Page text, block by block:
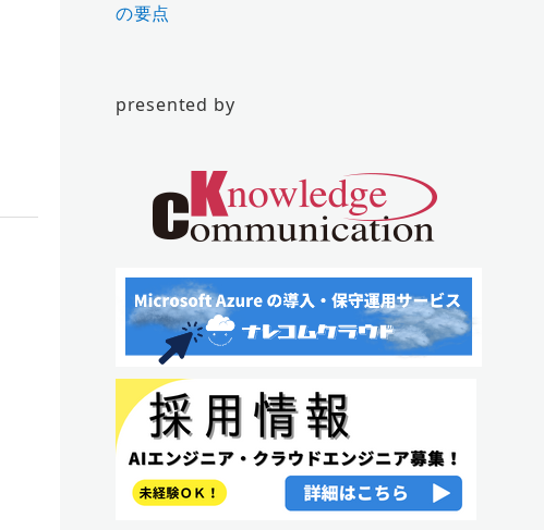
の要点
presented by